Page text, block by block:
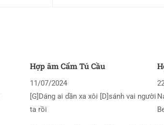
Hợp âm Cẩm Tú Cầu
11/07/2024
[G]Dáng ai dần xa xôi [D]sánh vai người
ta rồi